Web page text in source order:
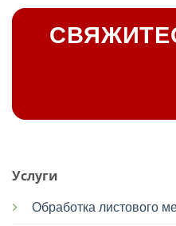
Услуги
Обработка листового